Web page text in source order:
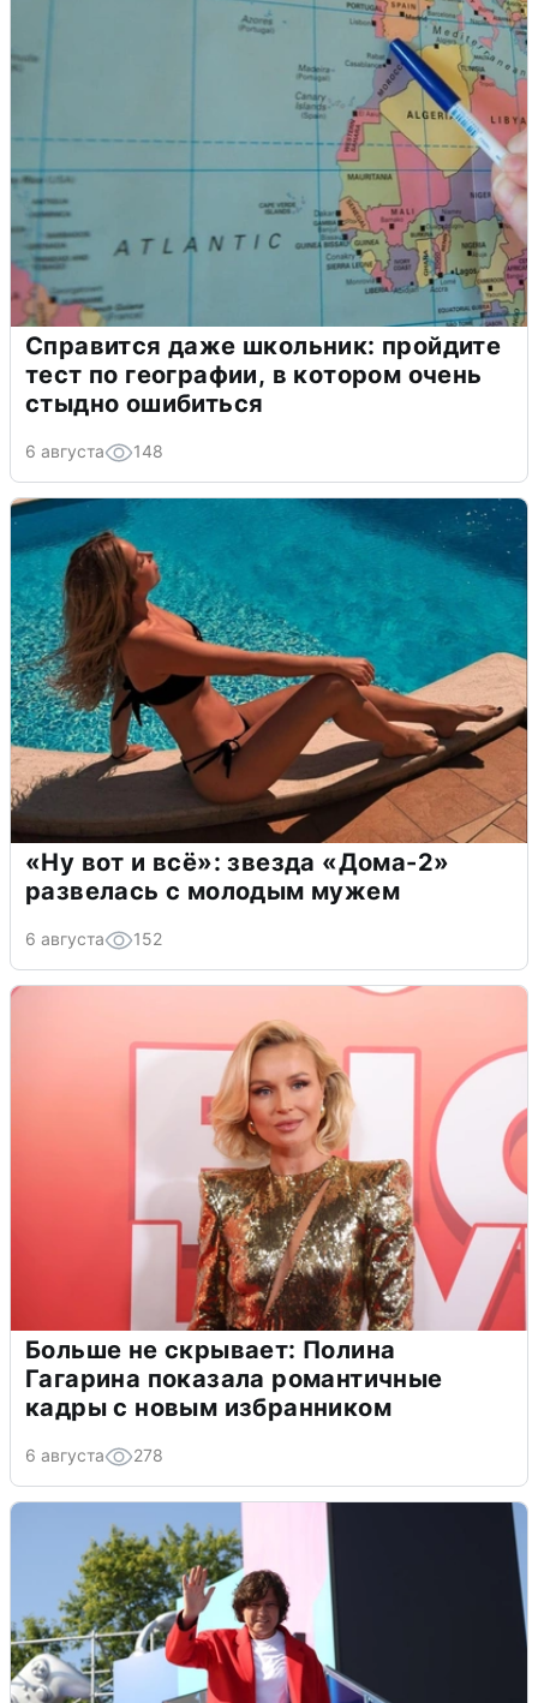
Справится даже школьник: пройдите
тест по географии, в котором очень
стыдно ошибиться
6 августа 148
«Ну вот и всё»: звезда «Дома-2»
развелась с молодым мужем
6 августа 152
Больше не скрывает: Полина
Гагарина показала романтичные
кадры с новым избранником
6 августа 278